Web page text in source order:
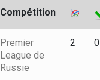
Compétition
Premier
League de
Russie
2 0